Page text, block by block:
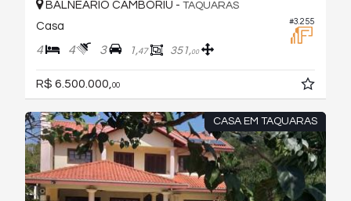
#3.255
BALNEÁRIO CAMBORIÚ - TAQUARAS
Casa
4 4 3 1,47 351,00
R$ 6.500.000,00
CASA EM TAQUARAS